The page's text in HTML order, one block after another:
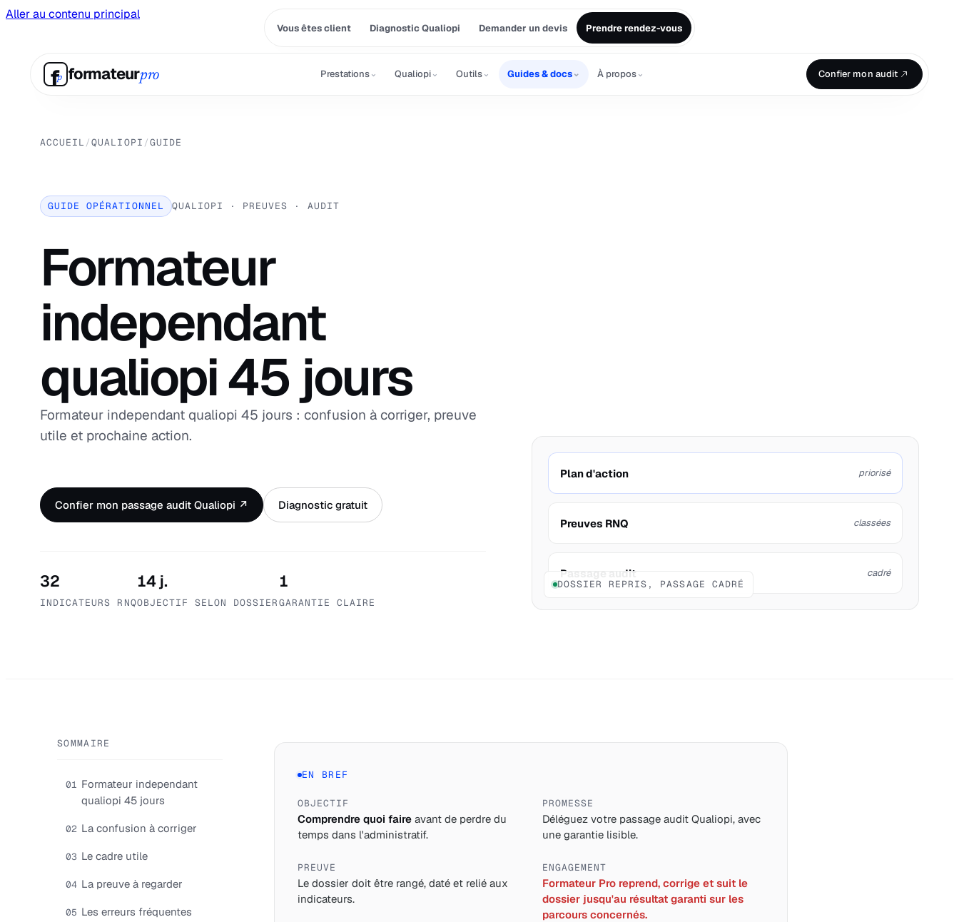
Aller au contenu principal
Vous êtes client Diagnostic Qualiopi Demander un devis Prendre rendez-vous
fp formateurpro Prestations⌄ Qualiopi⌄ Outils⌄ Guides & docs⌄ À propos⌄ Confier mon audit
ACCUEIL /QUALIOPI /GUIDE
GUIDE OPÉRATIONNEL QUALIOPI · PREUVES · AUDIT
Formateur
independant
qualiopi 45 jours
Formateur independant qualiopi 45 jours : confusion à corriger, preuve
utile et prochaine action.
Confier mon passage audit Qualiopi ↗ Diagnostic gratuit
32
INDICATEURS RNQ
14 j.
OBJECTIF SELON DOSSIER
1
GARANTIE CLAIRE
Plan d'action priorisé
Preuves RNQ classées
Passage audit
cadré
DOSSIER REPRIS, PASSAGE CADRÉ
SOMMAIRE
01 Formateur independant
qualiopi 45 jours
02 La confusion à corriger
03 Le cadre utile
04 La preuve à regarder
05 Les erreurs fréquentes
EN BREF
OBJECTIF
Comprendre quoi faire avant de perdre du
temps dans l'administratif.
PROMESSE
Déléguez votre passage audit Qualiopi, avec
une garantie lisible.
PREUVE
Le dossier doit être rangé, daté et relié aux
indicateurs.
ENGAGEMENT
Formateur Pro reprend, corrige et suit le
dossier jusqu'au résultat garanti sur les
parcours concernés.